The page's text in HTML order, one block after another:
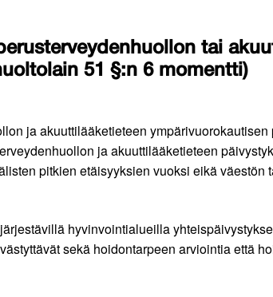
tai
51 §:n 6 momentti)
ja akuuttilääketieteen
ja akuuttilääketieteen
pitkien etäisyyksien vuoksi eikä
hyvinvointialueilla
sekä hoidontarpeen arviointia että